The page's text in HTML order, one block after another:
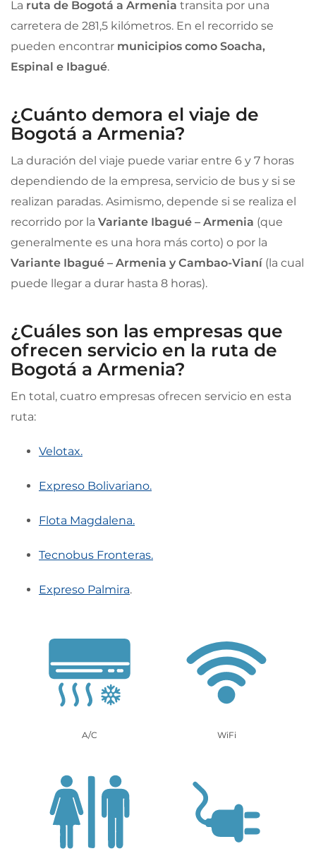
La ruta de Bogotá a Armenia transita por una
carretera de 281,5 kilómetros. En el recorrido se
pueden encontrar municipios como Soacha,
Espinal e Ibagué.
¿Cuánto demora el viaje de
Bogotá a Armenia?
La duración del viaje puede variar entre 6 y 7 horas
dependiendo de la empresa, servicio de bus y si se
realizan paradas. Asimismo, depende si se realiza el
recorrido por la Variante Ibagué – Armenia (que
generalmente es una hora más corto) o por la
Variante Ibagué – Armenia y Cambao-Vianí (la cual
puede llegar a durar hasta 8 horas).
¿Cuáles son las empresas que
ofrecen servicio en la ruta de
Bogotá a Armenia?
En total, cuatro empresas ofrecen servicio en esta
ruta:
Velotax.
Expreso Bolivariano.
Flota Magdalena.
Tecnobus Fronteras.
Expreso Palmira.
A/C WiFi